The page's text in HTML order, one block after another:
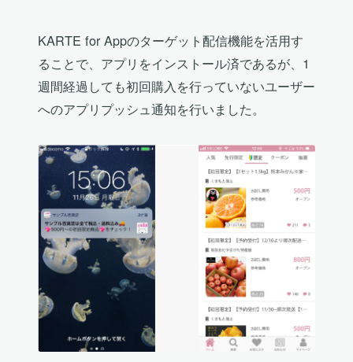
KARTE for Appのターゲット配信機能を活用す
ることで、アプリをインストール済であるが、1
週間経過しても初回購入を行っていないユーザー
へのアプリプッシュ通知を行いました。